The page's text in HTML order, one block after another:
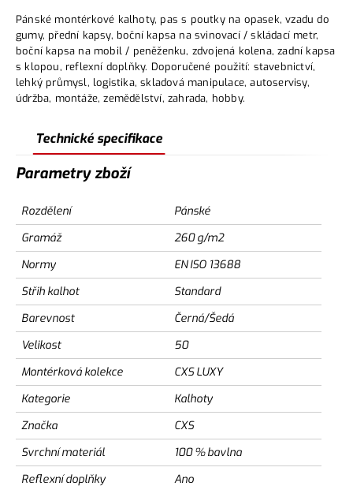
Pánské montérkové kalhoty, pas s poutky na opasek, vzadu do
gumy, přední kapsy, boční kapsa na svinovací / skládací metr,
boční kapsa na mobil / peněženku, zdvojená kolena, zadní kapsa
s klopou, reflexní doplňky. Doporučené použití: stavebnictví,
lehký průmysl, logistika, skladová manipulace, autoservisy,
údržba, montáže, zemědělství, zahrada, hobby.
Technické specifikace
Parametry zboží
Rozdělení
Pánské
Gramáž
260 g/m2
Normy
EN ISO 13688
Střih kalhot
Standard
Barevnost
Černá/Šedá
Velikost
50
Montérková kolekce
CXS LUXY
Kategorie
Kalhoty
Značka
CXS
Svrchní materiál
100 % bavlna
Reflexní doplňky
Ano